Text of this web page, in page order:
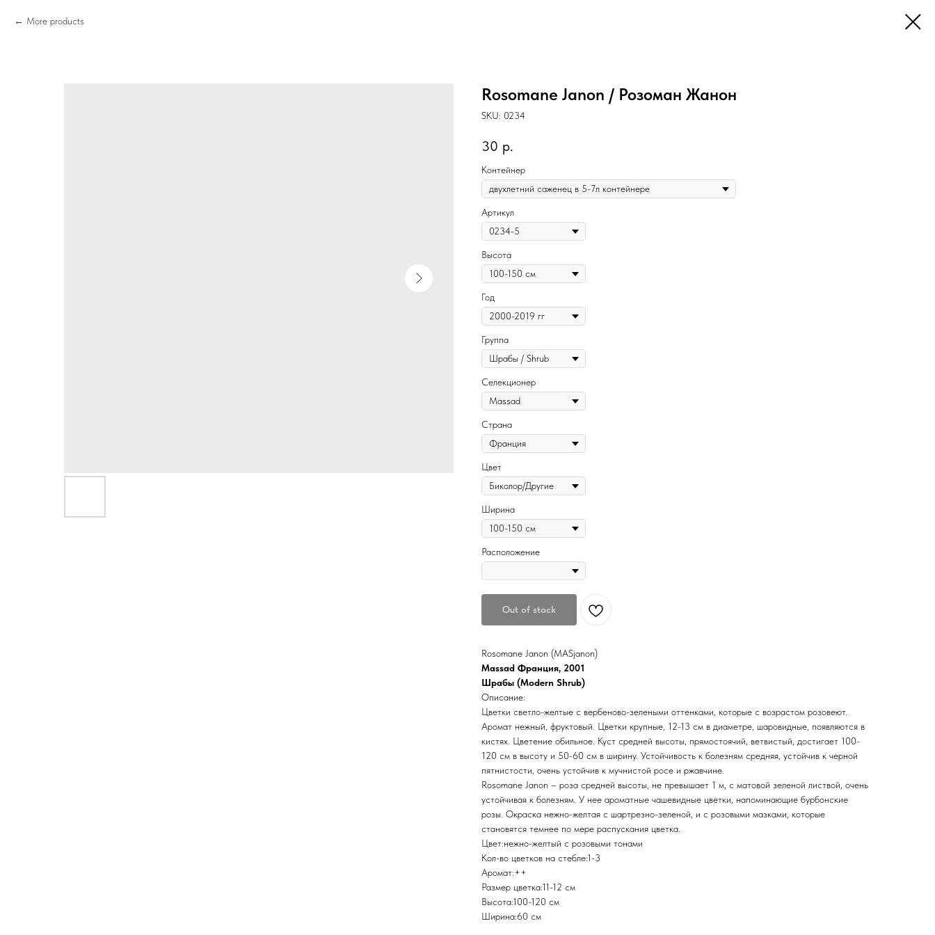
More products
Rosomane Janon / Розоман Жанон
SKU: 0234
30 р.
Контейнер
Артикул
Высота
Год
Группа
Селекционер
Страна
Цвет
Ширина
Расположение
Out of stock
Rosomane Janon (MASjanon)
Massad Франция, 2001
Шрабы (Modern Shrub)
Описание:
Цветки светло-желтые с вербеново-зелеными оттенками, которые с возрастом розовеют.
Аромат нежный, фруктовый. Цветки крупные, 12-13 см в диаметре, шаровидные, появляются в
кистях. Цветение обильное. Куст средней высоты, прямостоячий, ветвистый, достигает 100-
120 см в высоту и 50-60 см в ширину. Устойчивость к болезням средняя, устойчив к черной
пятнистости, очень устойчив к мучнистой росе и ржавчине.
Rosomane Janon – роза средней высоты, не превышает 1 м, с матовой зеленой листвой, очень
устойчивая к болезням. У нее ароматные чашевидные цветки, напоминающие бурбонские
розы. Окраска нежно-желтая с шартрезно-зеленой, и с розовыми мазками, которые
становятся темнее по мере распускания цветка.
Цвет:нежно-желтый с розовыми тонами
Кол-во цветков на стебле:1-3
Аромат:++
Размер цветка:11-12 см
Высота:100-120 см
Ширина:60 см